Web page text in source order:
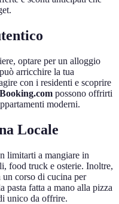
optare per un alloggio
può arricchire la tua
con i residenti e scoprire
Booking.com possono offrirti
moderni.
Locale
limitarti a mangiare in
food truck e osterie. Inoltre,
un corso di cucina per
pasta fatta a mano alla pizza
unico da offrire.